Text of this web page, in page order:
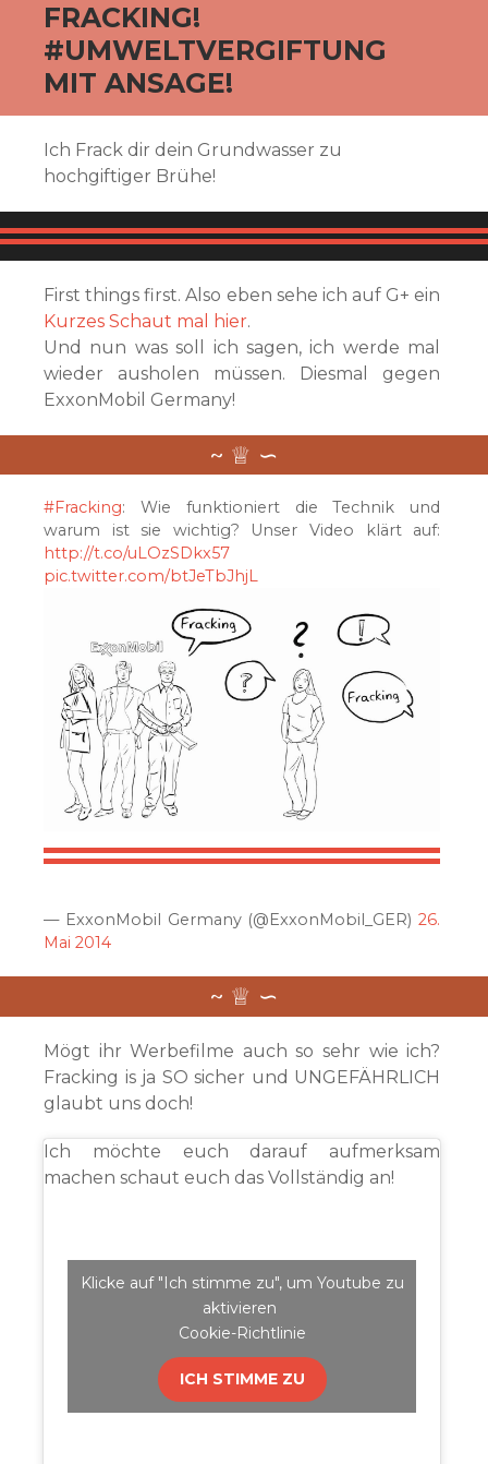
FRACKING!
#UMWELTVERGIFTUNG
MIT ANSAGE!
Ich Frack dir dein Grundwasser zu
hochgiftiger Brühe!
First things first. Also eben sehe ich auf G+ ein
Kurzes Schaut mal hier.
Und nun was soll ich sagen, ich werde mal
wieder ausholen müssen. Diesmal gegen
ExxonMobil Germany!
#Fracking: Wie funktioniert die Technik und
warum ist sie wichtig? Unser Video klärt auf:
http://t.co/uLOzSDkx57
pic.twitter.com/btJeTbJhjL
— ExxonMobil Germany (@ExxonMobil_GER)26.
Mai 2014
Mögt ihr Werbefilme auch so sehr wie ich?
Fracking is ja SO sicher und UNGEFÄHRLICH
glaubt uns doch!
Ich möchte euch darauf aufmerksam
machen schaut euch das Vollständig an!
Klicke auf "Ich stimme zu", um Youtube zu
aktivieren
Cookie-Richtlinie
ICH STIMME ZU